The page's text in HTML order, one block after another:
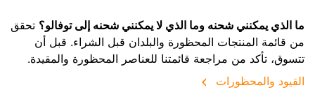
ما الذي يمكنني شحنه وما الذي لا يمكنني شحنه إلى توفالو؟ تحقق
من قائمة المنتجات المحظورة والبلدان قبل الشراء. قبل أن
تتسوق، تأكد من مراجعة قائمتنا للعناصر المحظورة والمقيدة.
القيود والمحظورات